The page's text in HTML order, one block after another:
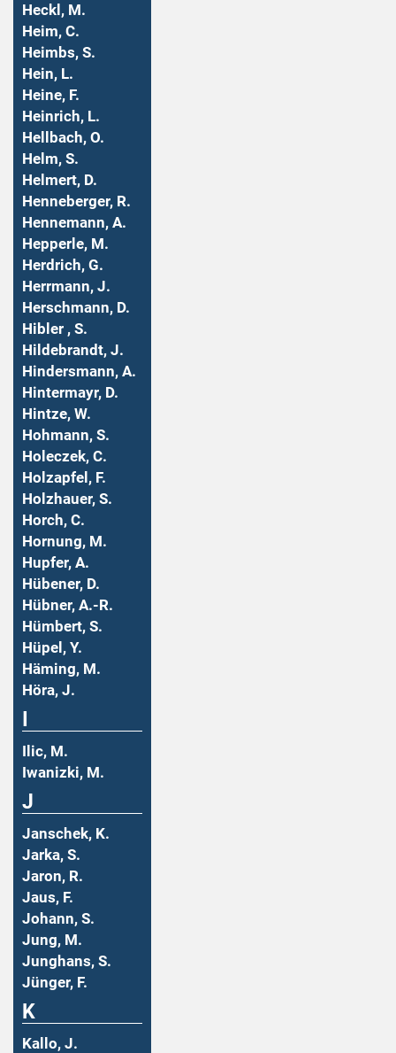
Heckl, M.
Heim, C.
Heimbs, S.
Hein, L.
Heine, F.
Heinrich, L.
Hellbach, O.
Helm, S.
Helmert, D.
Henneberger, R.
Hennemann, A.
Hepperle, M.
Herdrich, G.
Herrmann, J.
Herschmann, D.
Hibler , S.
Hildebrandt, J.
Hindersmann, A.
Hintermayr, D.
Hintze, W.
Hohmann, S.
Holeczek, C.
Holzapfel, F.
Holzhauer, S.
Horch, C.
Hornung, M.
Hupfer, A.
Hübener, D.
Hübner, A.-R.
Hümbert, S.
Hüpel, Y.
Häming, M.
Höra, J.
Ilic, M.
Iwanizki, M.
J
Janschek, K.
Jarka, S.
Jaron, R.
Jaus, F.
Johann, S.
Jung, M.
Junghans, S.
Jünger, F.
K
Kallo, J.